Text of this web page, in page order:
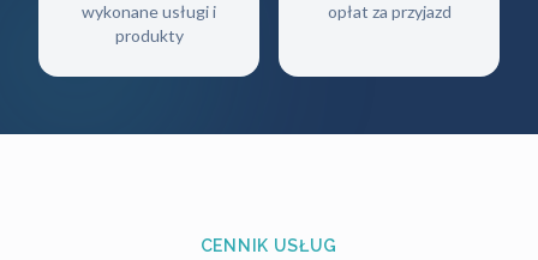
wykonane usługi i
produkty
opłat za przyjazd
CENNIK USŁUG